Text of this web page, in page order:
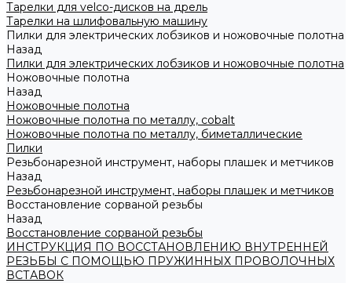
Тарелки для velco-дисков на дрель
Тарелки на шлифовальную машину
Пилки для электрических лобзиков и ножовочные полотна
Назад
Пилки для электрических лобзиков и ножовочные полотна
Ножовочные полотна
Назад
Ножовочные полотна
Ножовочные полотна по металлу, cobalt
Ножовочные полотна по металлу, биметаллические
Пилки
Резьбонарезной инструмент, наборы плашек и метчиков
Назад
Резьбонарезной инструмент, наборы плашек и метчиков
Восстановление сорваной резьбы
Назад
Восстановление сорваной резьбы
ИНСТРУКЦИЯ ПО ВОССТАНОВЛЕНИЮ ВНУТРЕННЕЙ
РЕЗЬБЫ С ПОМОЩЬЮ ПРУЖИННЫХ ПРОВОЛОЧНЫХ
ВСТАВОК